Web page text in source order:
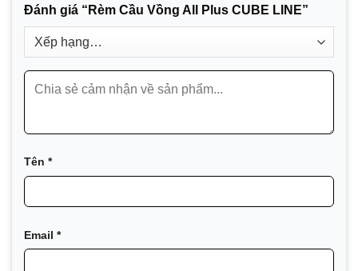
Đánh giá “Rèm Cầu Vồng All Plus CUBE LINE”
Tên *
Email *